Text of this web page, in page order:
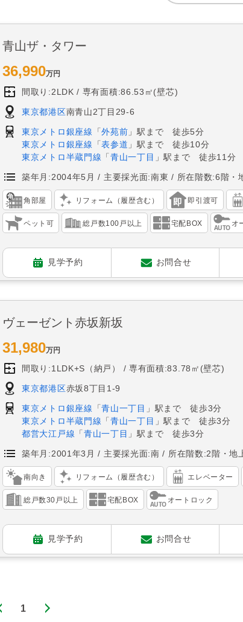
青山ザ・タワー
36,990万円
間取り:2LDK 専有面積:86.53㎡(壁芯)
東京都港区南青山2丁目29-6
東京メトロ銀座線 「外苑前 」駅まで 徒歩5分
東京メトロ銀座線
「表参道 」駅まで 徒歩10分
東京メトロ半蔵門線 「青山一丁目 」駅まで 徒歩11分
築年月:2004年5月 主要採光面:南東 所在階数:6階・
角部屋 リフォーム（履歴含む） 即引渡可
ペット可 総戸数100戸以上 宅配BOX オ
見学予約 お問合せ
ヴェーゼント赤坂新坂
31,980万円
間取り:1LDK+S（納戸） 専有面積:83.78㎡(壁芯)
東京都港区赤坂8丁目1-9
東京メトロ銀座線 「青山一丁目 」駅まで 徒歩3分
東京メトロ半蔵門線 「青山一丁目 」駅まで 徒歩3分
都営大江戸線 「 青山一丁目 」駅まで 徒歩3分
築年月:2001年3月 主要採光面:南 所在階数:2階・地
南向き リフォーム（履歴含む） エレベーター
総戸数30戸以上 宅配BOX オートロック
見学予約 お問合せ
1